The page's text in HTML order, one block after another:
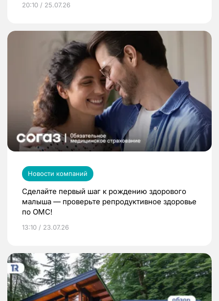
20:10 / 25.07.26
Новости компаний
Сделайте первый шаг к рождению здорового
малыша — проверьте репродуктивное здоровье
по ОМС!
13:10 / 23.07.26